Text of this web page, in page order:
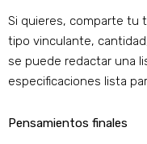
Si quieres, comparte tu
tipo vinculante,
se puede redactar una
especificaciones lista
Pensamientos finales